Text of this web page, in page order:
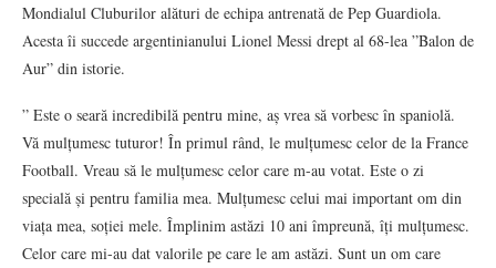
Mondialul Cluburilor alături de echipa antrenată de Pep Guardiola.
Acesta îi succede argentinianului Lionel Messi drept al 68-lea ”Balon de
Aur” din istorie.
” Este o seară incredibilă pentru mine, aș vrea să vorbesc în spaniolă.
Vă mulțumesc tuturor! În primul rând, le mulțumesc celor de la France
Football. Vreau să le mulțumesc celor care m-au votat. Este o zi
specială și pentru familia mea. Mulțumesc celui mai important om din
viața mea, soției mele. Împlinim astăzi 10 ani împreună, îți mulțumesc.
Celor care mi-au dat valorile pe care le am astăzi. Sunt un om care